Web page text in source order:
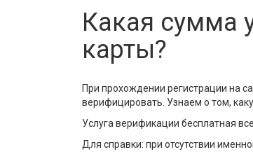
Какая сумма
карты?
При прохождении регистрации на
верифицировать. Узнаем о том,
Услуга верификации бесплатная
Для справки: при отсутствии